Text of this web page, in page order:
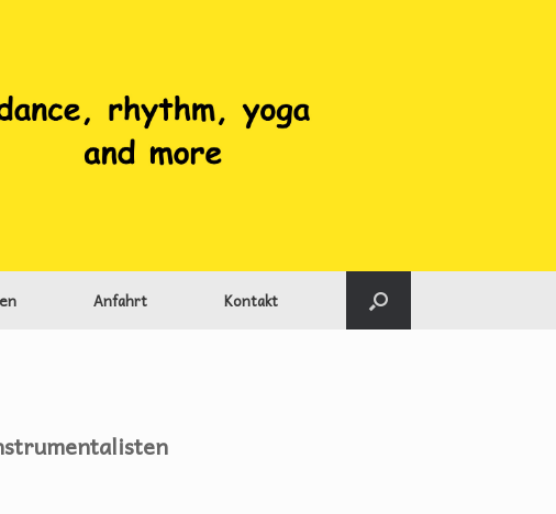
Anfahrt Kontakt